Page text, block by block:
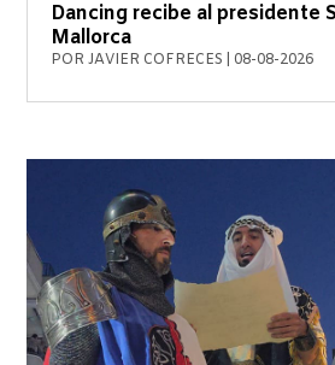
Dancing recibe al presidente
Mallorca
PORJAVIER COFRECES 08-08-2026